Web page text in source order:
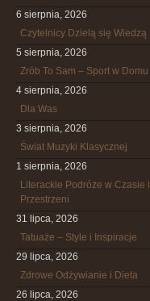
6 sierpnia, 2026
Czytelnicy Dzielą się Wiedzą
5 sierpnia, 2026
Zrób To Sam – Sport w Domu
4 sierpnia, 2026
Dla Was
3 sierpnia, 2026
Świat Muzyki Klasycznej
1 sierpnia, 2026
Literackie Podróże w Czasie i
Przestrzeni
31 lipca, 2026
Tatuaże – Style i Inspiracje
29 lipca, 2026
Zdrowe Odżywianie i Dieta
26 lipca, 2026